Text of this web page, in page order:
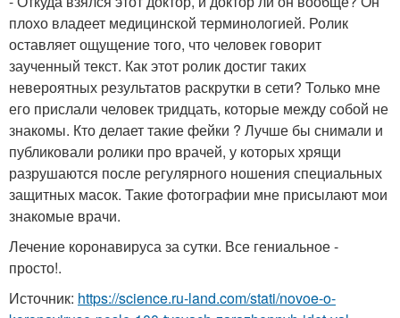
плохо владеет медицинской терминологией. Ролик
оставляет ощущение того, что человек говорит
заученный текст. Как этот ролик достиг таких
невероятных результатов раскрутки в сети? Только мне
его прислали человек тридцать, которые между собой не
знакомы. Кто делает такие фейки ? Лучше бы снимали и
публиковали ролики про врачей, у которых хрящи
разрушаются после регулярного ношения специальных
защитных масок. Такие фотографии мне присылают мои
знакомые врачи.
Лечение коронавируса за сутки. Все гениальное -
просто!.
Источник: https://science.ru-land.com/stati/novoe-o-